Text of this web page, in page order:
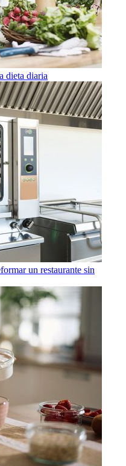
dieta diaria
un restaurante sin